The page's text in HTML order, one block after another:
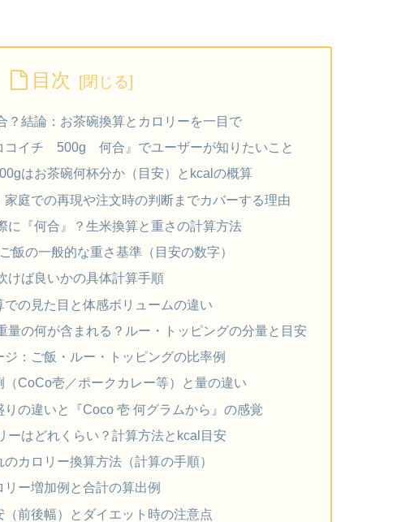
目次
結論：お茶碗換算とカロリーを一目で
コイチ 500g 何合』でユーザーが知りたいこと
はお茶碗何杯分か（目安）とkcalの概算
家庭での再現や注文時の判断までカバーする理由
に『何合』？生米換算と重さの計算方法
飯の一般的な重さ基準（目安の数字）
けば良いかの具体計算手順
の見た目と体感ボリュームの違い
量の何が含まれる？ルー・トッピングの分量と目安
：ご飯・ルー・トッピングの比率例
（CoCo壱／ポークカレー等）と量の違い
りの違いと『Coco 壱 何グラムから』の感覚
ーはどれくらい？計算方法とkcal目安
カロリー換算方法（計算の手順）
リー増加例と合計の算出例
（前後幅）とダイエット時の注意点